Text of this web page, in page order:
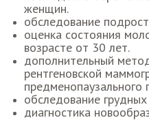
женщин.
обследование
оценка состояния
возрасте от 30 лет.
дополнительный
рентгеновской
предменопаузального
обследование
диагностика